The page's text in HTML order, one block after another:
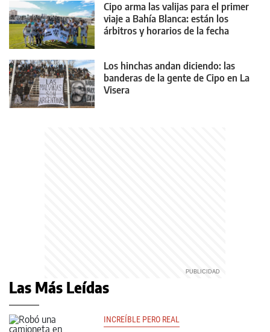
Cipo arma las valijas para el primer
viaje a Bahía Blanca: están los
árbitros y horarios de la fecha
Los hinchas andan diciendo: las
banderas de la gente de Cipo en La
Visera
Las Más Leídas
INCREÍBLE PERO REAL